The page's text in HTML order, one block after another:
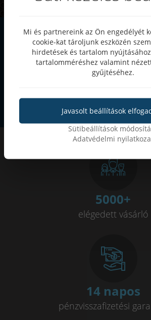
Szeretnél
akcióinkról?
Iratkozz fel
Feliratkozás
5000+
elégedett vásárló
14 napos
pénzvisszafizetési
Mi és partnereink az Ön engedélyét
cookie-kat tároljunk eszközén
hirdetések és tartalom
tartalomméréshez valamint
gyűjtéséhez.
Javasolt beállítások
Sütibeállítások
Adatvédelmi